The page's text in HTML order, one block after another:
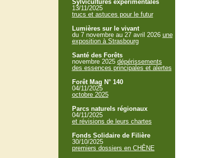
Sylvicultures expérimentales
13/11/2025
trucs et astuces pour le futur
Lumières sur le vivant
du 7 novembre au 27 avril 2026 une
exposition à Strasbourg
Santé des Forêts
novembre 2025 dépérissements
des essences principales et alertes
Forêt Mag N° 140
04/11/2025
octobre 2025
Parcs naturels régionaux
04/11/2025
et révisions de leurs chartes
Fonds Solidaire de Filière
30/10/2025
premiers dossiers en CHÊNE